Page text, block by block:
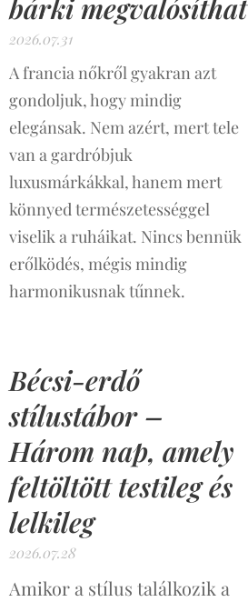
bárki megvalósíthat
2026.07.31
A francia nőkről gyakran azt
gondoljuk, hogy mindig
elegánsak. Nem azért, mert tele
van a gardróbjuk
luxusmárkákkal, hanem mert
könnyed természetességgel
viselik a ruháikat. Nincs bennük
erőlködés, mégis mindig
harmonikusnak tűnnek.
Bécsi-erdő
stílustábor –
Három nap, amely
feltöltött testileg és
lelkileg
2026.07.28
Amikor a stílus találkozik a